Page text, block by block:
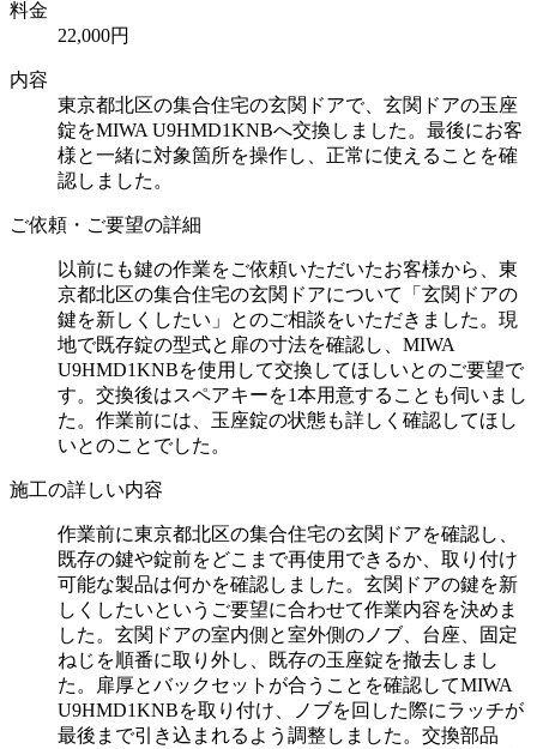
料金
22,000円
内容
東京都北区の集合住宅の玄関ドアで、玄関ドアの玉座
錠をMIWA U9HMD1KNBへ交換しました。最後にお客
様と一緒に対象箇所を操作し、正常に使えることを確
認しました。
ご依頼・ご要望の詳細
以前にも鍵の作業をご依頼いただいたお客様から、東
京都北区の集合住宅の玄関ドアについて「玄関ドアの
鍵を新しくしたい」とのご相談をいただきました。現
地で既存錠の型式と扉の寸法を確認し、MIWA
U9HMD1KNBを使用して交換してほしいとのご要望で
す。交換後はスペアキーを1本用意することも伺いまし
た。作業前には、玉座錠の状態も詳しく確認してほし
いとのことでした。
施工の詳しい内容
作業前に東京都北区の集合住宅の玄関ドアを確認し、
既存の鍵や錠前をどこまで再使用できるか、取り付け
可能な製品は何かを確認しました。玄関ドアの鍵を新
しくしたいというご要望に合わせて作業内容を決めま
した。玄関ドアの室内側と室外側のノブ、台座、固定
ねじを順番に取り外し、既存の玉座錠を撤去しまし
た。扉厚とバックセットが合うことを確認してMIWA
U9HMD1KNBを取り付け、ノブを回した際にラッチが
最後まで引き込まれるよう調整しました。交換部品